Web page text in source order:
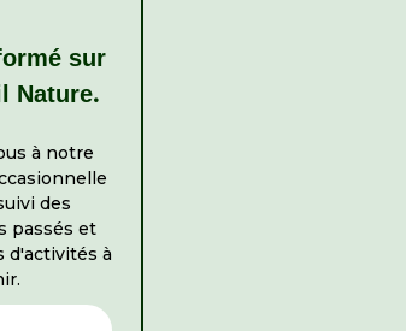
sur
Nature.
à notre
des
passés et
d'activités à